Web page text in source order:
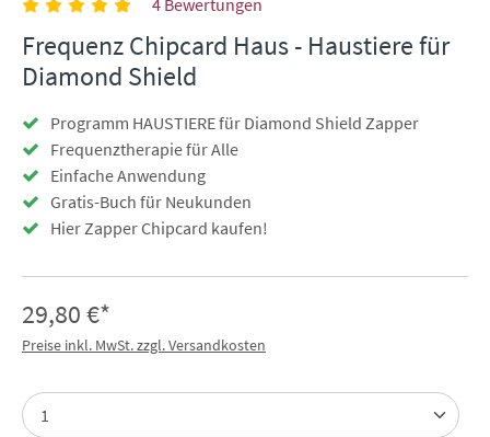
4 Bewertungen
Frequenz Chipcard Haus - Haustiere für
Diamond Shield
Programm HAUSTIERE für Diamond Shield Zapper
Frequenztherapie für Alle
Einfache Anwendung
Gratis-Buch für Neukunden
Hier Zapper Chipcard kaufen!
29,80 €*
Preise inkl. MwSt. zzgl. Versandkosten